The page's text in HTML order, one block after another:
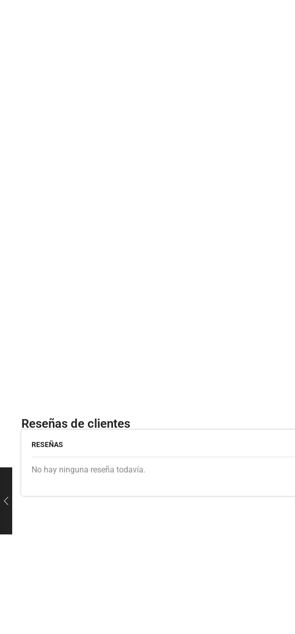
Reseñas de clientes
RESEÑAS
No hay ninguna reseña todavía.